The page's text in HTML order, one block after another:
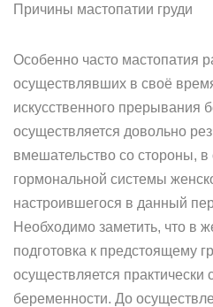
Причины мастопатии груди
Особенно часто мастопатия
осуществлявших в своё
искусственного прерывания
осуществляется довольно
вмешательство со стороны,
гормональной системы
настроившегося в данный
Необходимо заметить, что в
подготовка к предстоящему
осуществляется практически
беременности. До